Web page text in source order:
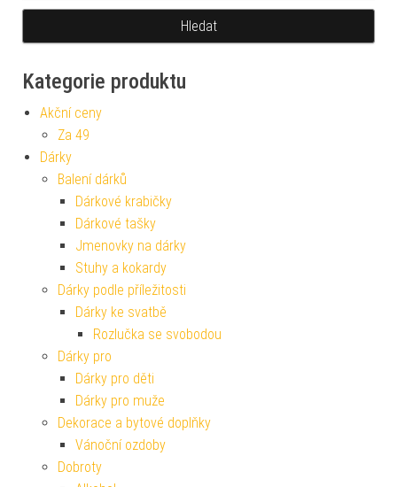
Kategorie produktu
Akční ceny
Za 49
Dárky
Balení dárků
Dárkové krabičky
Dárkové tašky
Jmenovky na dárky
Stuhy a kokardy
Dárky podle příležitosti
Dárky ke svatbě
Rozlučka se svobodou
Dárky pro
Dárky pro děti
Dárky pro muže
Dekorace a bytové doplňky
Vánoční ozdoby
Dobroty